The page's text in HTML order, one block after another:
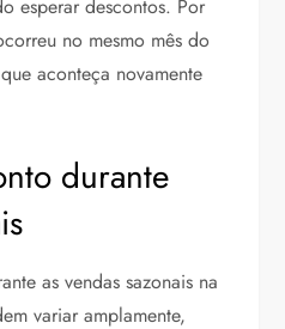
esperar descontos. Por
no mesmo mês do
aconteça novamente
durante
as vendas sazonais na
variar amplamente,